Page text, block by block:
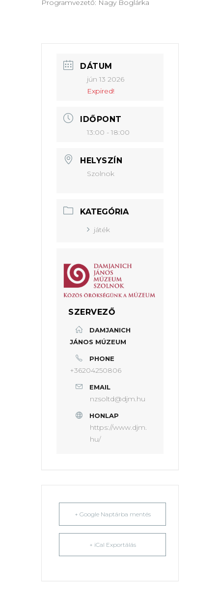
Programvezető: Nagy Boglárka
DÁTUM
jún 13 2026
Expired!
IDŐPONT
13:00 - 18:00
HELYSZÍN
Szolnok
KATEGÓRIA
játék
SZERVEZŐ
DAMJANICH
JÁNOS MÚZEUM
PHONE
+36204250806
EMAIL
nzsoltd@djm.hu
HONLAP
https://www.djm.
hu/
+ Google Naptárba mentés
+ iCal Exportálás